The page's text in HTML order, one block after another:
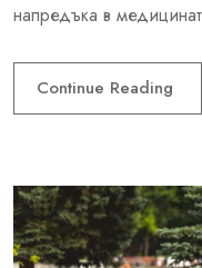
напредъка в
Continue Reading